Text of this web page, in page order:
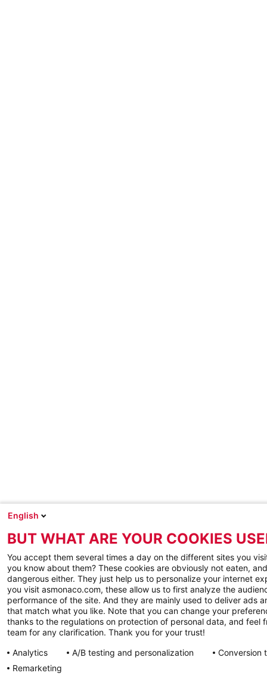
English
BUT WHAT ARE YOUR COOKIES
You accept them several times a day on the different sites you
you know about them? These cookies are obviously not eaten,
dangerous either. They just help us to personalize your internet
you visit asmonaco.com, these allow us to first analyze the
performance of the site. And they are mainly used to deliver ads
that match what you like. Note that you can change your
thanks to the regulations on protection of personal data, and feel
team for any clarification. Thank you for your trust!
Analytics
A/B testing and personalization
Conversion
Remarketing